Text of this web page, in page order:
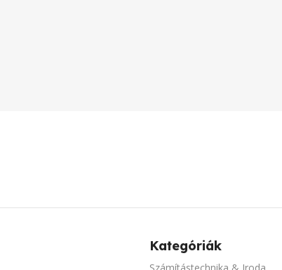
Kategóriák
Számítástechnika & Iroda